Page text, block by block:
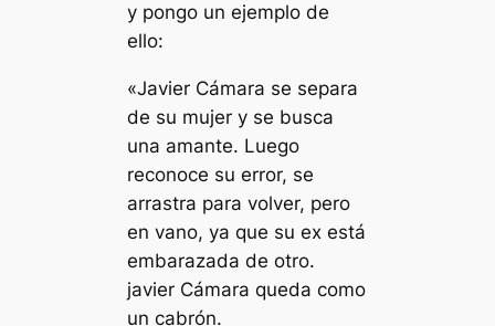
y pongo un ejemplo de
ello:
«Javier Cámara se separa
de su mujer y se busca
una amante. Luego
reconoce su error, se
arrastra para volver, pero
en vano, ya que su ex está
embarazada de otro.
javier Cámara queda como
un cabrón.